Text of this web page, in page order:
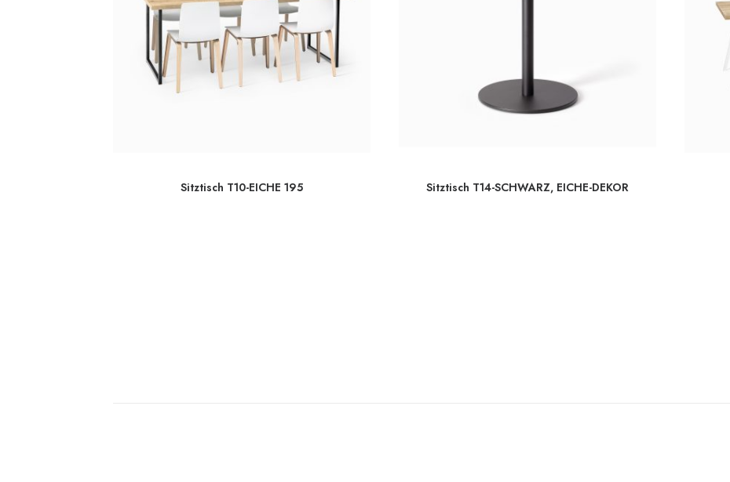
Sitztisch T10-EICHE 195 Sitztisch T14-SCHWARZ, EICHE-DEKOR